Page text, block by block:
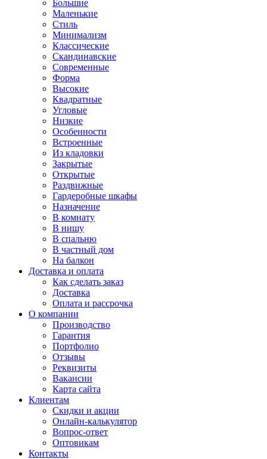
Большие
Маленькие
Стиль
Минимализм
Классические
Скандинавские
Современные
Форма
Высокие
Квадратные
Угловые
Низкие
Особенности
Встроенные
Из кладовки
Закрытые
Открытые
Раздвижные
Гардеробные шкафы
Назначение
В комнату
В нишу
В спальню
В частный дом
На балкон
Доставка и оплата
Как сделать заказ
Доставка
Оплата и рассрочка
О компании
Производство
Гарантия
Портфолио
Отзывы
Реквизиты
Вакансии
Карта сайта
Клиентам
Скидки и акции
Онлайн-калькулятор
Вопрос-ответ
Оптовикам
Контакты